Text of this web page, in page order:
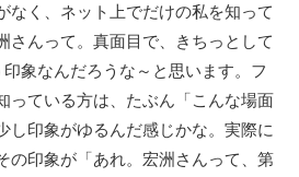
なく、ネット上でだけの私を知って
さんって。真面目で、きちっとして
象なんだろうな～と思います。フ
っている方は、たぶん「こんな場面
し印象がゆるんだ感じかな。実際に
の印象が「あれ。宏洲さんって、第